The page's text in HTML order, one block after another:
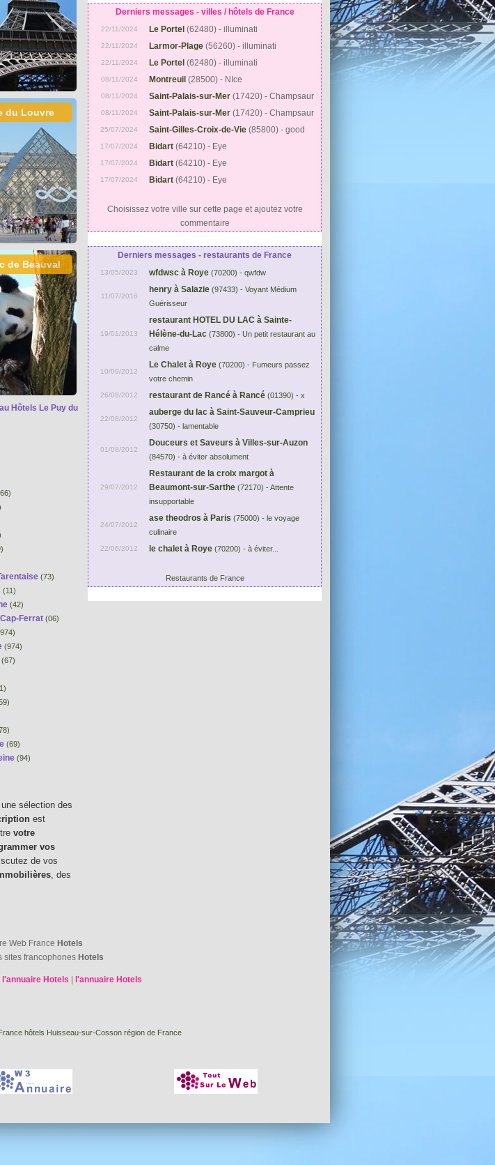
du Louvre
de Beauval
Hôtels Le Puy du
(73)
(11)
(42)
Ferrat (06)
(974)
(67)
(69)
(94)
sélection des
est
votre
vos
de vos
, des
Derniers messages - villes / hôtels de France
22/11/2024 Le Portel (62480) - illuminati
22/11/2024 Larmor-Plage (56260) - illuminati
22/11/2024 Le Portel (62480) - illuminati
08/11/2024 Montreuil (28500) - NIce
08/11/2024 Saint-Palais-sur-Mer (17420) - Champsaur
08/11/2024 Saint-Palais-sur-Mer (17420) - Champsaur
25/07/2024 Saint-Gilles-Croix-de-Vie (85800) - good
17/07/2024 Bidart (64210) - Eye
17/07/2024 Bidart (64210) - Eye
17/07/2024 Bidart (64210) - Eye
Choisissez votre ville sur cette page et ajoutez votre
commentaire
Derniers messages - restaurants de France
13/05/2023 wfdwsc à Roye (70200) - qwfdw
11/07/2016
henry à Salazie (97433) - Voyant Médium
Guérisseur
19/01/2013
restaurant HOTEL DU LAC à Sainte-
Hélène-du-Lac (73800) - Un petit restaurant au
calme
10/09/2012
Le Chalet à Roye (70200) - Fumeurs passez
votre chemin
26/08/2012 restaurant de Rancé à Rancé (01390) - x
22/08/2012
auberge du lac à Saint-Sauveur-Camprieu
(30750) - lamentable
01/08/2012
Douceurs et Saveurs à Villes-sur-Auzon
(84570) - à éviter absolument
29/07/2012
Restaurant de la croix margot à
Beaumont-sur-Sarthe (72170) - Attente
insupportable
24/07/2012
ase theodros à Paris (75000) - le voyage
culinaire
22/06/2012 le chalet à Roye (70200) - à éviter...
Restaurants de France
Web France Hotels
sites francophones Hotels
Hotels l'annuaire Hotels
hôtels Huisseau-sur-Cosson région de France